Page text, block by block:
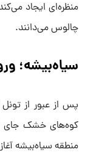
منظره‌ای ایجاد
چالوس می‌دانند.
سیاه‌بیشه؛
پس از عبور از
کوه‌های خشک جای
منطقه سیاه‌بیشه